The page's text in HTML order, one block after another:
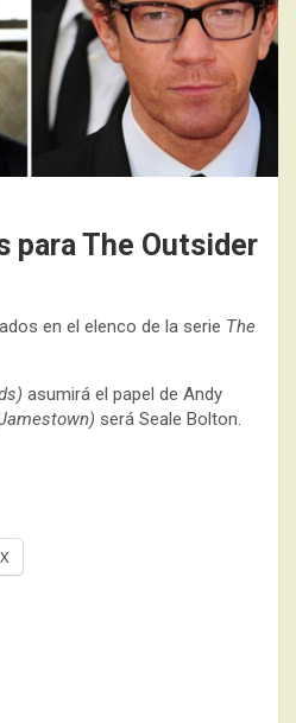
para The Outsider
en el elenco de la serie The
asumirá el papel de Andy
será Seale Bolton.
X